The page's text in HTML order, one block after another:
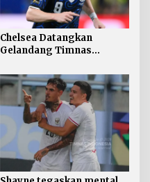
Chelsea Datangkan
Gelandang Timnas